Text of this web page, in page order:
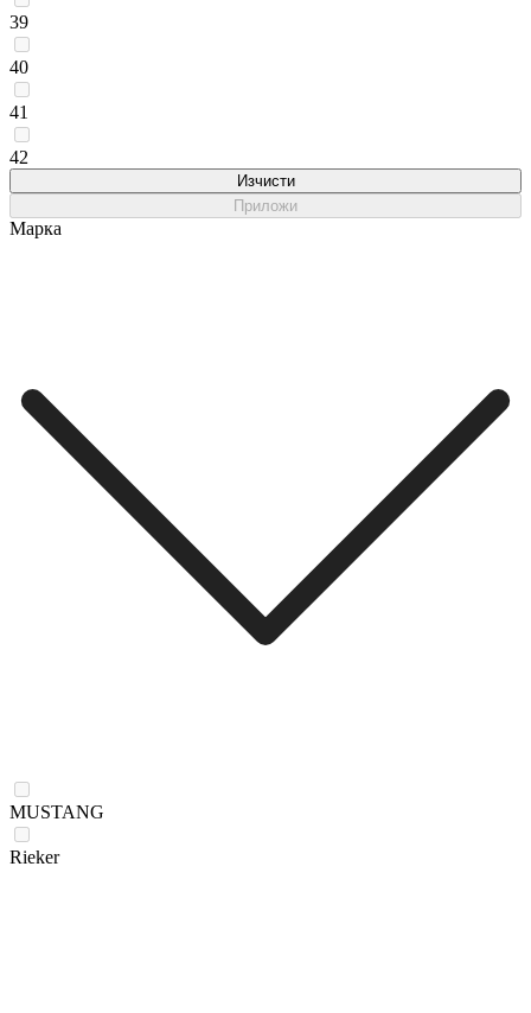
39
40
41
42
Изчисти
Приложи
Марка
MUSTANG
Rieker